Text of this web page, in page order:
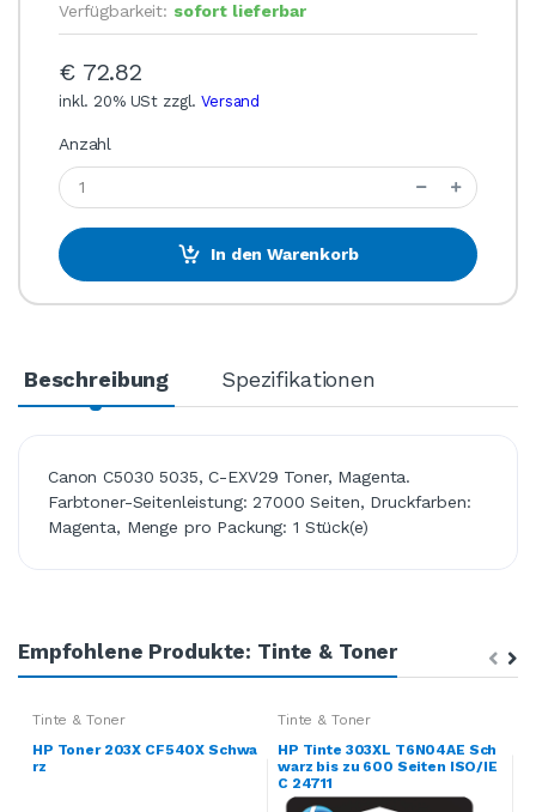
Verfügbarkeit: sofort lieferbar
€ 72.82
inkl. 20% USt zzgl.Versand
Anzahl
In den Warenkorb
Beschreibung Spezifikationen
Canon C5030 5035, C-EXV29 Toner, Magenta.
Farbtoner-Seitenleistung: 27000 Seiten, Druckfarben:
Magenta, Menge pro Packung: 1 Stück(e)
Empfohlene Produkte: Tinte & Toner
Tinte & Toner
HP Toner 203X CF540X Schwa
rz
Tinte & Toner
HP Tinte 303XL T6N04AE Sch
warz bis zu 600 Seiten ISO/IE
C 24711